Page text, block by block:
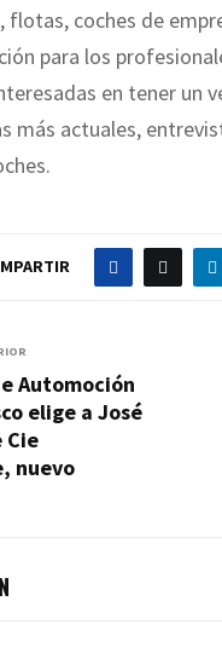
flotas, coches de
para los
en tener un
más actuales,
Automoción
elige a José
Cie
nuevo